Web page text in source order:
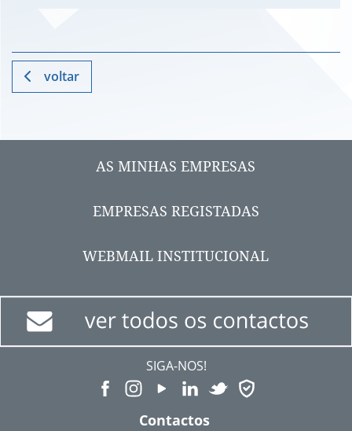
voltar
AS MINHAS EMPRESAS
EMPRESAS REGISTADAS
WEBMAIL INSTITUCIONAL
SIGA-NOS!
Contactos